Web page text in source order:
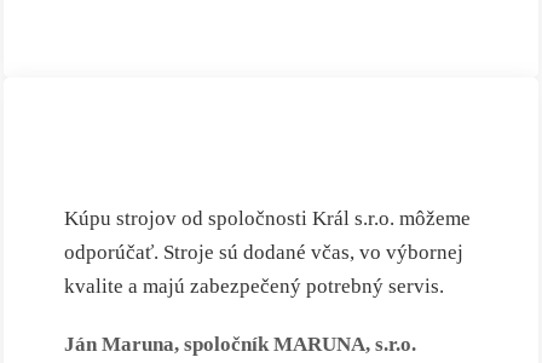
Kúpu strojov od spoločnosti Král s.r.o. môžeme
odporúčať. Stroje sú dodané včas, vo výbornej
kvalite a majú zabezpečený potrebný servis.
Ján Maruna, spoločník MARUNA, s.r.o.